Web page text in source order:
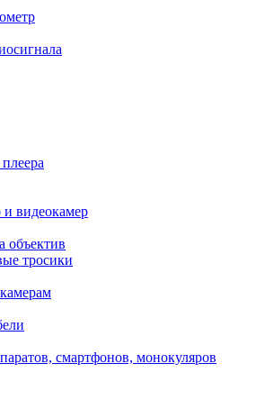
и видеокамер
объектив
тросики
смартфонов, монокуляров